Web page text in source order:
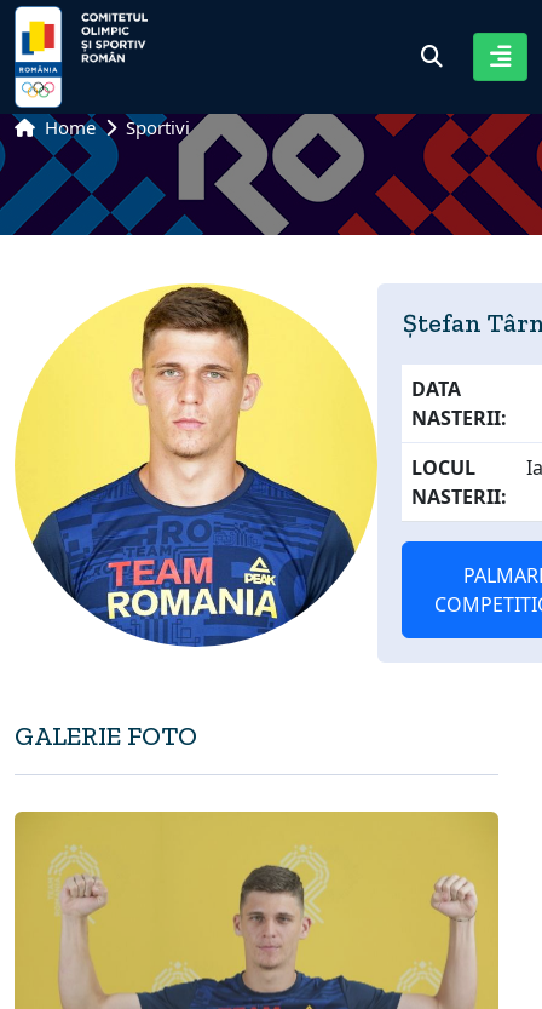
Home Sportivi
Ștefan
DATA
NASTERII:
LOCUL
NASTERII:
GALERIE FOTO